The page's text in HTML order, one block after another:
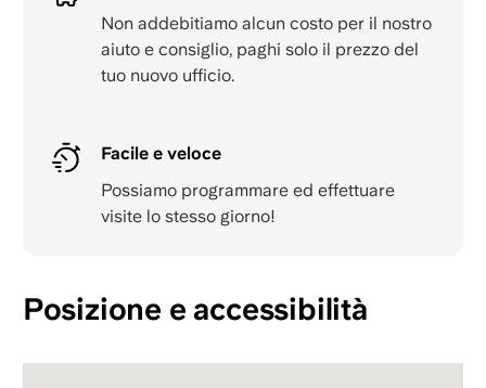
Non addebitiamo alcun costo per il nostro
aiuto e consiglio, paghi solo il prezzo del
tuo nuovo ufficio.
Facile e veloce
Possiamo programmare ed effettuare
visite lo stesso giorno!
Posizione e accessibilità